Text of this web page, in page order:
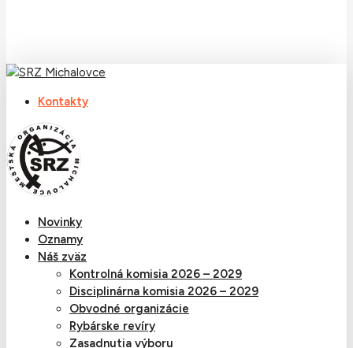
Kontakty
Menu
Novinky
Oznamy
Náš zväz
Kontrolná komisia 2026 – 2029
Disciplinárna komisia 2026 – 2029
Obvodné organizácie
Rybárske revíry
Zasadnutia výboru